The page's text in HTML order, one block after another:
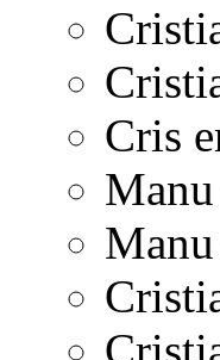
Cris
Manu
Manu